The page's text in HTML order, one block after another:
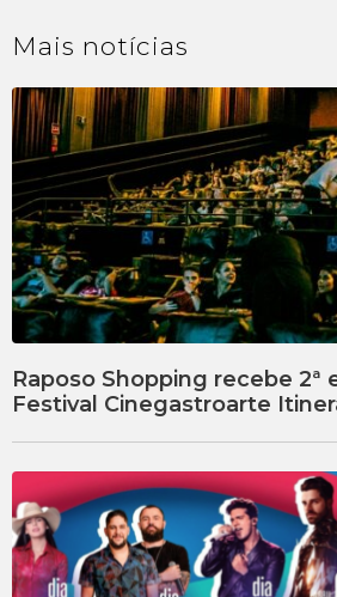
Mais notícias
Raposo Shopping recebe 2ª
Festival Cinegastroarte